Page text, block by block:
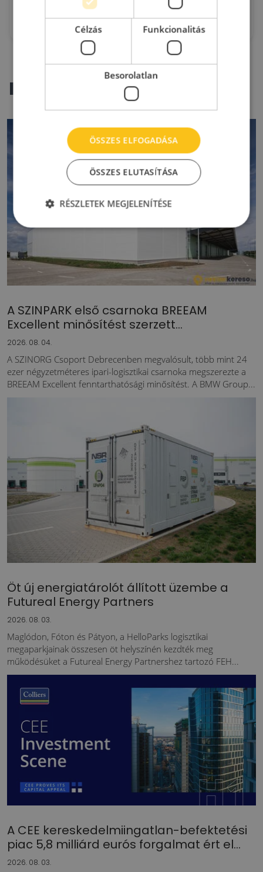
Kiadó raktár : 40 - 500 m
3.81 €/m2
raktárpiaci hírek
A SZINPARK első csarnoka BREEAM
Excellent minősítést szerzett...
2026. 08. 04.
A SZINORG Csoport Debrecenben megvalósult, több mint 24
ezer négyzetméteres ipari-logisztikai csarnoka megszerezte a
BREEAM Excellent fenntarthatósági minősítést. A BMW Group...
Öt új energiatárolót állított üzembe a
Futureal Energy Partners
2026. 08. 03.
Maglódon, Fóton és Pátyon, a HelloParks logisztikai
megaparkjainak összesen öt helyszínén kezdték meg
működésüket a Futureal Energy Partnershez tartozó FEH...
A CEE kereskedelmiingatlan-befektetési
piac 5,8 milliárd eurós forgalmat ért el...
2026. 08. 03.
Célzás Funkcionalitás
Besorolatlan
ÖSSZES ELFOGADÁSA
ÖSSZES ELUTASÍTÁSA
RÉSZLETEK MEGJELENÍTÉSE